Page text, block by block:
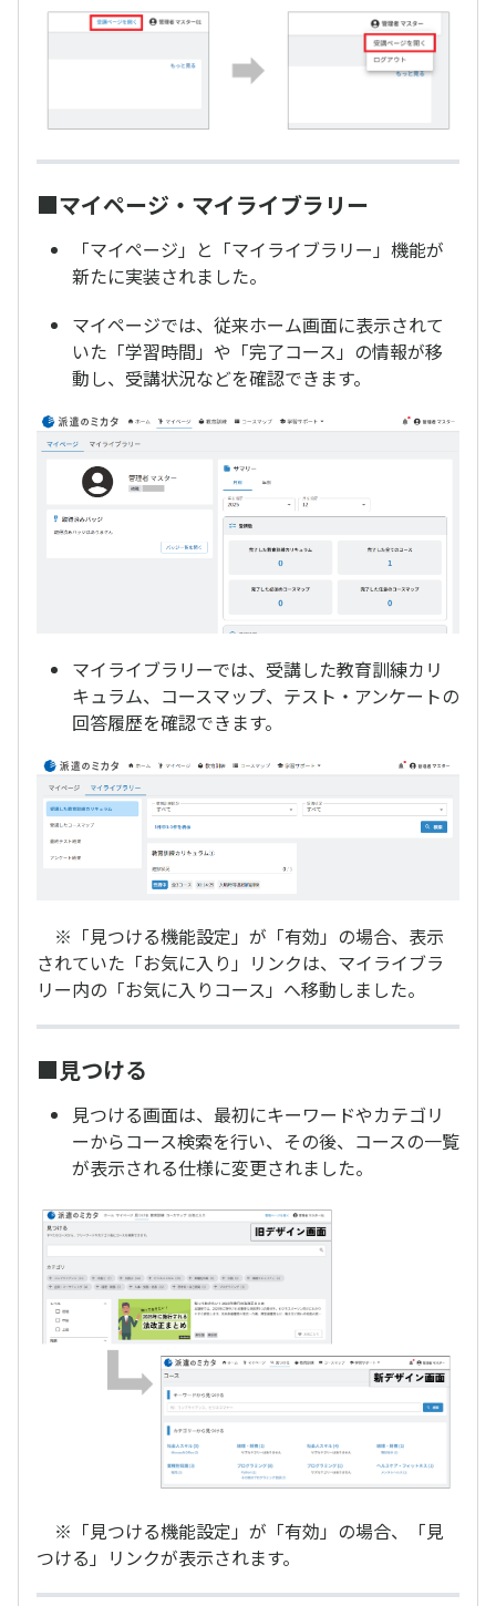
■マイページ・マイライブラリー
「マイページ」と「マイライブラリー」機能が
新たに実装されました。
マイページでは、従来ホーム画面に表示されて
いた「学習時間」や「完了コース」の情報が移
動し、受講状況などを確認できます。
マイライブラリーでは、受講した教育訓練カリ
キュラム、コースマップ、テスト・アンケートの
回答履歴を確認できます。
※「見つける機能設定」が「有効」の場合、表示
されていた「お気に入り」リンクは、マイライブラ
リー内の「お気に入りコース」へ移動しました。
■見つける
見つける画面は、最初にキーワードやカテゴリ
ーからコース検索を行い、その後、コースの一覧
が表示される仕様に変更されました。
※「見つける機能設定」が「有効」の場合、「見
つける」リンクが表示されます。